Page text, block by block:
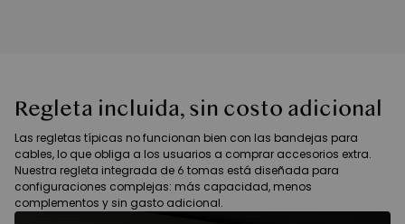
Regleta incluida, sin costo adicional
Las regletas típicas no funcionan bien con las bandejas para
cables, lo que obliga a los usuarios a comprar accesorios extra.
Nuestra regleta integrada de 6 tomas está diseñada para
configuraciones complejas: más capacidad, menos
complementos y sin gasto adicional.